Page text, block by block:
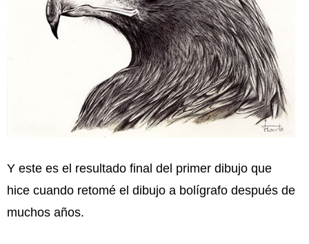
Y este es el resultado final del primer dibujo que
hice cuando retomé el dibujo a bolígrafo después de
muchos años.